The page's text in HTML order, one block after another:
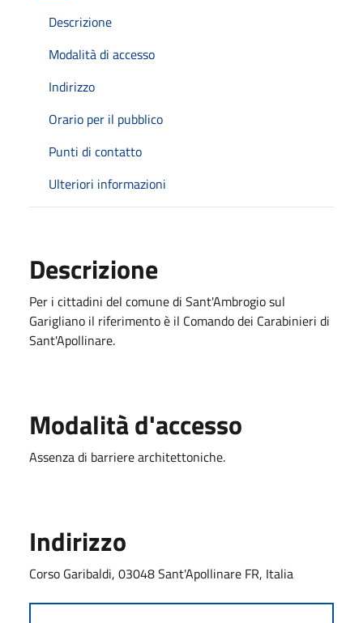
Descrizione
Modalità di accesso
Indirizzo
Orario per il pubblico
Punti di contatto
Ulteriori informazioni
Descrizione
Per i cittadini del comune di Sant'Ambrogio sul
Garigliano il riferimento è il Comando dei Carabinieri di
Sant'Apollinare.
Modalità d'accesso
Assenza di barriere architettoniche.
Indirizzo
Corso Garibaldi, 03048 Sant'Apollinare FR, Italia